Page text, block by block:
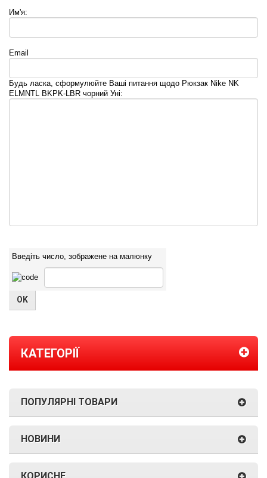
Им'я:
Email
Будь ласка, сформулюйте Ваші питання щодо Рюкзак Nike NK
ELMNTL BKPK-LBR чорний Уні:
Введіть число, зображене на малюнку
КАТЕГОРІЇ
ПОПУЛЯРНІ ТОВАРИ
НОВИНИ